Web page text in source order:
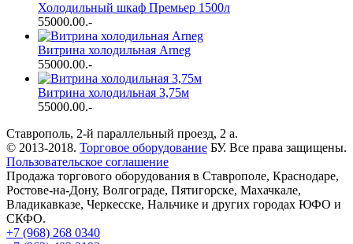
Холодильный шкаф Премьер 1500л
55000.00.-
Витрина холодильная Arneg
55000.00.-
Витрина холодильная 3,75м
55000.00.-
Ставрополь, 2-й параллельный проезд, 2 a.
© 2013-2018. Торговое оборудование БУ. Все права защищены.
Пользовательское соглашение
Продажа торгового оборудования в Ставрополе, Краснодаре,
Ростове-на-Дону, Волгограде, Пятигорске, Махачкале,
Владикавказе, Черкесске, Нальчике и других городах ЮФО и
СКФО.
+7 (968) 268 0340